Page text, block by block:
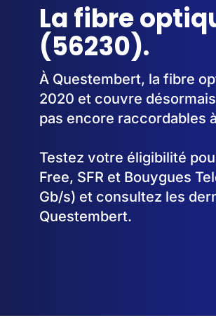
La fibre
(56230).
À Questembert, la fibre
2020 et couvre
pas encore raccordables
Testez votre éligibilité
Free, SFR et Bouygues
Gb/s) et consultez les
Questembert.